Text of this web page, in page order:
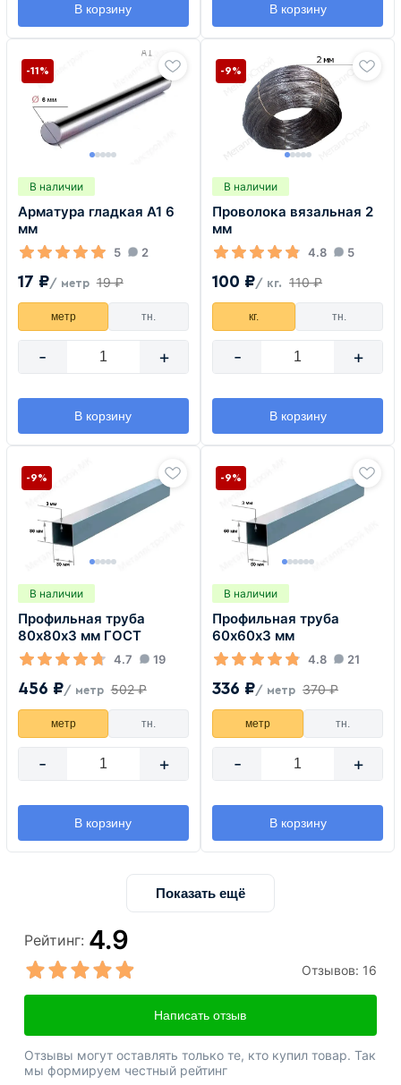
В корзину В корзину
В наличии
Арматура гладкая А1 6
мм
5 2
17 ₽/ метр 19 ₽
-11%
метр тн.
- +
В корзину
В наличии
Проволока вязальная 2
мм
4.8 5
100 ₽/ кг. 110 ₽
-9%
кг. тн.
- +
В корзину
В наличии
Профильная труба
80х80х3 мм ГОСТ
4.7 19
456 ₽/ метр 502 ₽
-9%
метр тн.
- +
В корзину
В наличии
Профильная труба
60х60х3 мм
4.8 21
336 ₽/ метр 370 ₽
-9%
метр тн.
- +
В корзину
Показать ещё
Рейтинг: 4.9
Отзывов: 16
Написать отзыв
Отзывы могут оставлять только те, кто купил товар. Так
мы формируем честный рейтинг